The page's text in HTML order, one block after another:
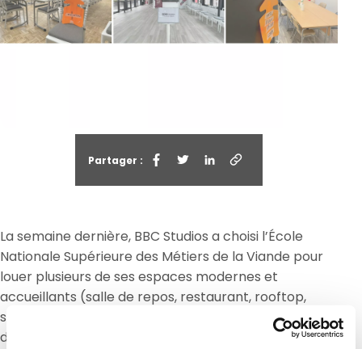
Partager :
La semaine dernière, BBC Studios a choisi l’École
Nationale Supérieure des Métiers de la Viande pour
louer plusieurs de ses espaces modernes et
accueillants (salle de repos, restaurant, rooftop,
salles de classe, espaces de réception et de réunion)
dans le cadre d’un tournage.